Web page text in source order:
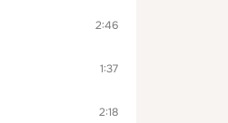
2:46
1:37
2:18